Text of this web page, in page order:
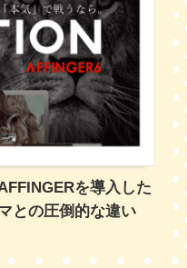
を導入した
との圧倒的な違い